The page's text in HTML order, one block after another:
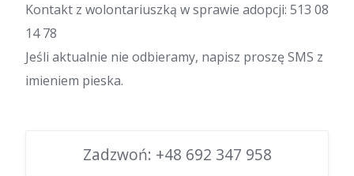
Kontakt z wolontariuszką w sprawie adopcji: 513 08
14 78
Jeśli aktualnie nie odbieramy, napisz proszę SMS z
imieniem pieska.
Zadzwoń: +48 692 347 958